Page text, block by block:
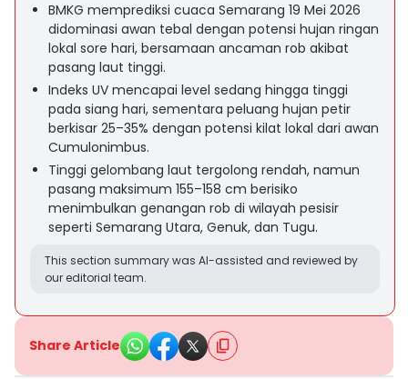
BMKG memprediksi cuaca Semarang 19 Mei 2026
didominasi awan tebal dengan potensi hujan ringan
lokal sore hari, bersamaan ancaman rob akibat
pasang laut tinggi.
Indeks UV mencapai level sedang hingga tinggi
pada siang hari, sementara peluang hujan petir
berkisar 25–35% dengan potensi kilat lokal dari awan
Cumulonimbus.
Tinggi gelombang laut tergolong rendah, namun
pasang maksimum 155–158 cm berisiko
menimbulkan genangan rob di wilayah pesisir
seperti Semarang Utara, Genuk, dan Tugu.
This section summary was AI-assisted and reviewed by
our editorial team.
Share Article